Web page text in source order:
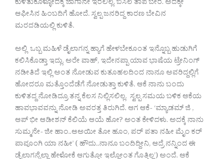
ಕುಳಿತುಕೊಳ್ಳೋದಕ್ಕೆ ಜಾಗಾನೇ ಇರಲಿಲ್ಲ. ಬಿಸಿಲ ತಾಪ ಬೇರೆ. ಅದಕ್ಕೇ
ಆಫೀಸಿನ ಹಿಂಬದಿಗೆ ಹೋದೆ. ಸ್ವಲ್ಪ ಜನರಿದ್ದ ಕಾರಣ ಬೇವಿನ
ಮರದಡಿಯಲ್ಲಿ ಕುಳಿತೆ.
ಅಲ್ಲಿ ಒಬ್ಬ ಮಹಿಳೆ ಡೈಲಾಗನ್ನ ಹ್ಯಾಗೆ ಹೇಳಬೇಕೂಂತ ಇನ್ನೊಬ್ಬ ಹುಡುಗಿಗೆ
ಕಲಿಸಿಕೊಡ್ತಾ ಇದ್ಲು. ಅರೇ ವಾಹ್, ಇದೇನಪ್ಪಾ ಯಾವ ಭಾಷೆಯ ಟ್ರೇನಿಂಗ್
ನಡೀತಿದೆ ಇಲ್ಲಿ ಅಂತ ನೋಡುವ ಕುತೂಹಲದಿಂದ ನಾನೂ ಅವರಿದ್ದಲ್ಲಿಗೆ
ಹೋದರೂ ಮತ್ತೊಂದೆಡೆಗೆ ನೋಡುತ್ತಾ ಕುಳಿತೆ. ಆಕೆ ನಾನು ಬಂದು
ಕುಳಿತದ್ದ ನೋಡಿದ್ರೂ ತನ್ನ ಕೆಲಸ ನಿಲ್ಲಿಸಲಿಲ್ಲ. ಸ್ವಲ್ಪ ಸಮಯ ಬಳಿಕ ಆಕೆಯ
ಹಾವಭಾವವನ್ನು ನೋಡಿ ಅವರತ್ತ ತಿರುಗಿದೆ. ಆಗ ಆಕೆ- ‘ಮ್ಯಾಡಮ್ ಜಿ ,
ಆಪ್ ಭೀ ಆಡೀಶನ್ ಕೆಲಿಯೆ ಆಯೆ ಹೋ? ಅಂತ ಕೇಳಿದಳು. ಅದಕ್ಕೆ ನಾನು
ಸುಮ್ಮನೇ- ಜೀ ಹಾಂ..ಆಅಯೀ ತೋ ಹೂಂ, ಪರ್ ಪತಾ ನಹೀ ಮೈಂ ಕರ್
ಪಾವೂಂಗಿ ಯಾ ನಹೀ’ ( ಹೌದು..ನಾನೂ ಬಂದಿದ್ದೀನಿ, ಆದ್ರೆ ನನ್ನಿಂದ ಈ